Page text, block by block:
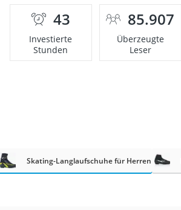
43
Investierte
Stunden
85.907
Überzeugte
Leser
Skating-Langlaufschuhe für Herren